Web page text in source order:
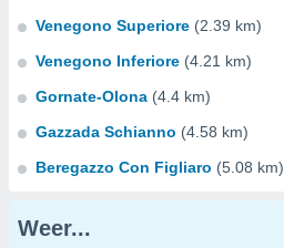
Venegono Superiore (2.39 km)
Venegono Inferiore (4.21 km)
Gornate-Olona (4.4 km)
Gazzada Schianno (4.58 km)
Beregazzo Con Figliaro (5.08 km)
Weer...